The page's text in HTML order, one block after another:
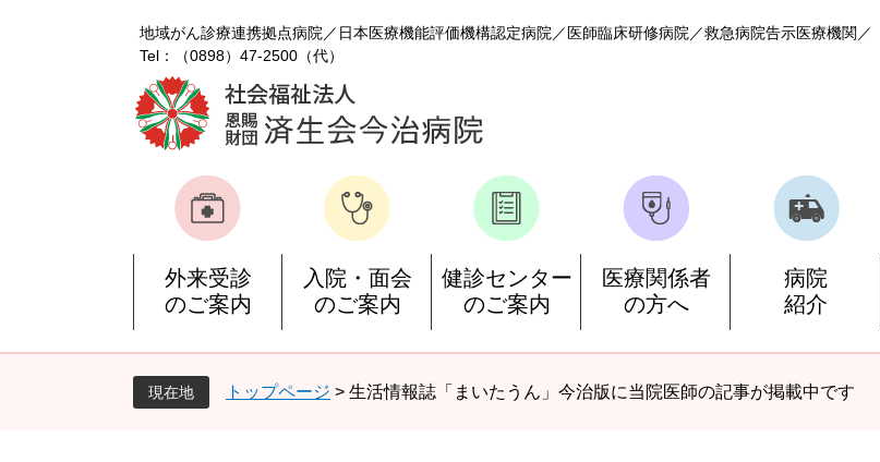
地域がん診療連携拠点病院 日本医療機能評価機構認定病院 医師臨床研修病院
救急病院告示医療機関
Tel：（0898）47-2500（代）
外来受診
のご案内
入院・面会
のご案内
健診センター
のご案内
医療関係者
の方へ
病院
紹介
現在地 トップページ > 生活情報誌「まいたうん」今治版に当院医師の記事が掲載中です